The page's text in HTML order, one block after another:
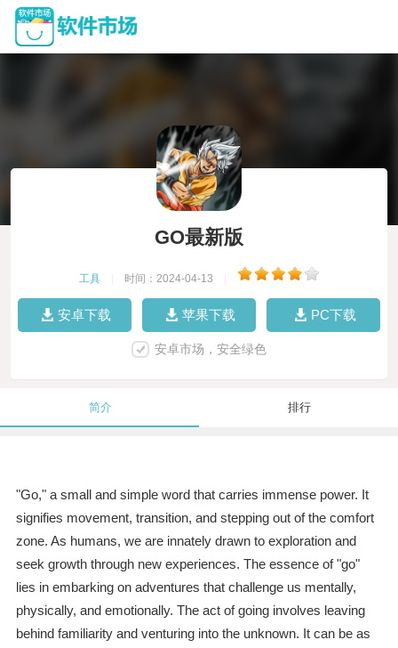
GO最新版
工具 时间：2024-04-13
安卓下载 苹果下载 PC下载
安卓市场，安全绿色
简介 排行
"Go," a small and simple word that carries immense power. It
signifies movement, transition, and stepping out of the comfort
zone. As humans, we are innately drawn to exploration and
seek growth through new experiences. The essence of "go"
lies in embarking on adventures that challenge us mentally,
physically, and emotionally. The act of going involves leaving
behind familiarity and venturing into the unknown. It can be as